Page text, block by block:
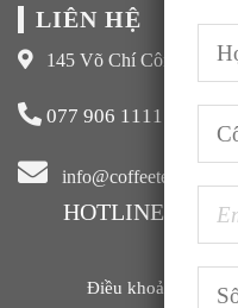
LIÊN HỆ
145 Võ Chí Công, Xuân
077 906 1111
info@coffeeteavn.com
HOTLINE KINH
Điều khoản sử